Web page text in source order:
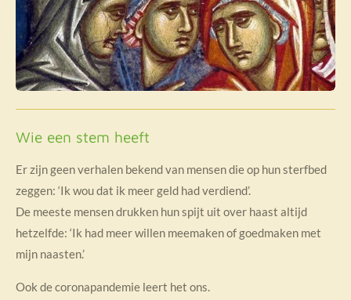
Wie een stem heeft
Er zijn geen verhalen bekend van mensen die op hun sterfbed
zeggen: ‘Ik wou dat ik meer geld had verdiend’.
De meeste mensen drukken hun spijt uit over haast altijd
hetzelfde: ‘Ik had meer willen meemaken of goedmaken met
mijn naasten.’
Ook de coronapandemie leert het ons.